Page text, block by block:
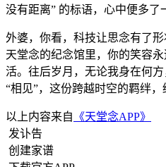
没有距离” 的标语，心中便多了
外婆，你看，科技让思念有了
天堂念的纪念馆里，你的笑容
活。往后岁月，无论我身在何
“相见”，这份跨越时空的羁绊，
以上内容来自 《天堂念APP》
发讣告
创建家谱